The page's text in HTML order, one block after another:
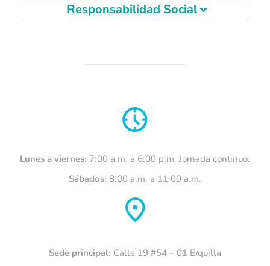
Responsabilidad Social
Lunes a viernes: 7:00 a.m. a 6:00 p.m. Jornada continuo.
Sábados: 8:00 a.m. a 11:00 a.m.
Sede principal: Calle 19 #54 – 01 B/quilla